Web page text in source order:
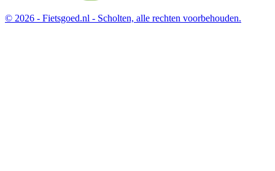
© 2026 - Fietsgoed.nl - Scholten, alle rechten voorbehouden.